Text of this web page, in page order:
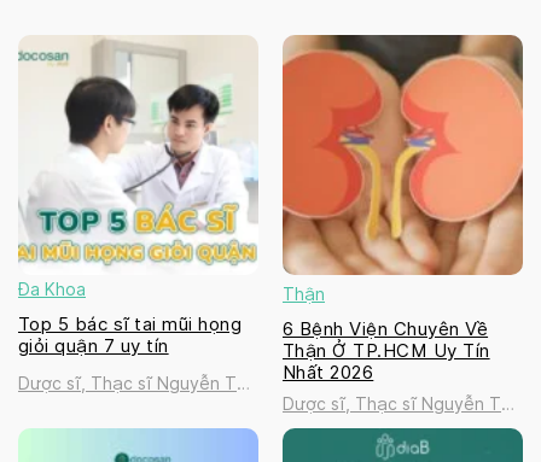
Đa Khoa
Top 5 bác sĩ tai mũi họng
giỏi quận 7 uy tín
Dược sĩ, Thạc sĩ Nguyễn Thị
Thận
6 Bệnh Viện Chuyên Về
Thận Ở TP.HCM Uy Tín
Nhất 2026
Dược sĩ, Thạc sĩ Nguyễn Thị
Thanh Tú